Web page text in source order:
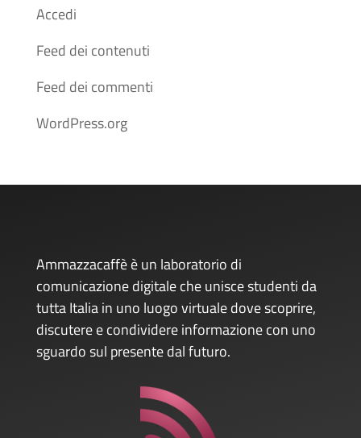
Accedi
Feed dei contenuti
Feed dei commenti
WordPress.org
Ammazzacaffè è un laboratorio di
comunicazione digitale che unisce studenti da
tutta Italia in uno luogo virtuale dove scoprire,
discutere e condividere informazione con uno
sguardo sul presente dal futuro.